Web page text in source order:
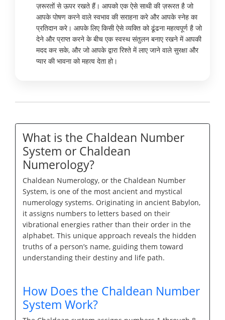
ज़रूरतों से ऊपर रखते हैं। आपको एक ऐसे साथी की ज़रूरत है जो
आपके पोषण करने वाले स्वभाव की सराहना करे और आपके स्नेह का
प्रतिदान करे। आपके लिए किसी ऐसे व्यक्ति को ढूंढना महत्वपूर्ण है जो
देने और प्राप्त करने के बीच एक स्वस्थ संतुलन बनाए रखने में आपकी
मदद कर सके, और जो आपके द्वारा रिश्ते में लाए जाने वाले सुरक्षा और
प्यार की भावना को महत्व देता हो।
What is the Chaldean Number
System or Chaldean
Numerology?
Chaldean Numerology, or the Chaldean Number
System, is one of the most ancient and mystical
numerology systems. Originating in ancient Babylon,
it assigns numbers to letters based on their
vibrational energies rather than their order in the
alphabet. This unique approach reveals the hidden
truths of a person’s name, guiding them toward
understanding their destiny and life path.
How Does the Chaldean Number
System Work?